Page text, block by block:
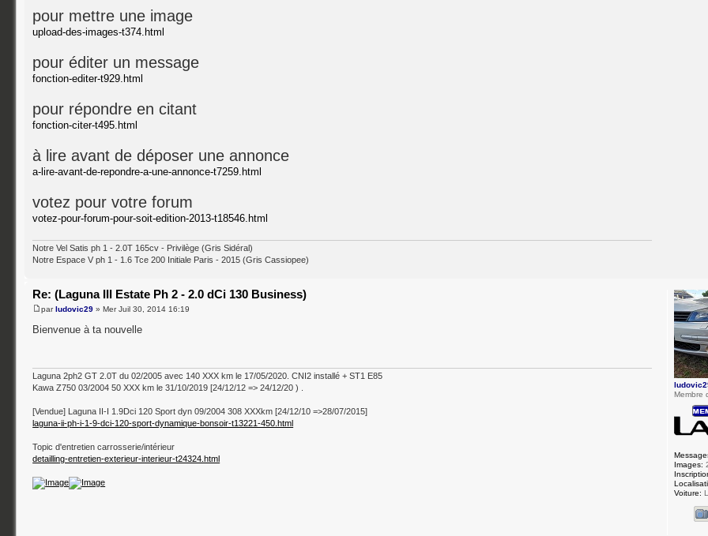
pour mettre une image
upload-des-images-t374.html
pour éditer un message
fonction-editer-t929.html
pour répondre en citant
fonction-citer-t495.html
à lire avant de déposer une annonce
a-lire-avant-de-repondre-a-une-annonce-t7259.html
votez pour votre forum
votez-pour-forum-pour-soit-edition-2013-t18546.html
Notre Vel Satis ph 1 - 2.0T 165cv - Privilège (Gris Sidéral)
Notre Espace V ph 1 - 1.6 Tce 200 Initiale Paris - 2015 (Gris Cassiopee)
Re: (Laguna III Estate Ph 2 - 2.0 dCi 130 Business)
parludovic29 » Mer Juil 30, 2014 16:19
Bienvenue à ta nouvelle
Laguna 2ph2 GT 2.0T du 02/2005 avec 140 XXX km le 17/05/2020. CNI2 installé + ST1 E85
Kawa Z750 03/2004 50 XXX km le 31/10/2019 [24/12/12 => 24/12/20 ) .
[Vendue] Laguna II-I 1.9Dci 120 Sport dyn 09/2004 308 XXXkm [24/12/10 =>28/07/2015]
laguna-ii-ph-i-1-9-dci-120-sport-dynamique-bonsoir-t13221-450.html
Topic d'entretien carrosserie/intérieur
detailling-entretien-exterieur-interieur-t24324.html
Membre
Images:
Voiture: